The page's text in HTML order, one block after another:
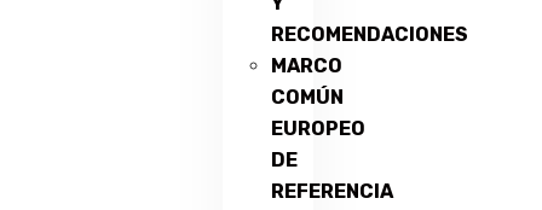
RECOMENDACIONES
MARCO
COMÚN
EUROPEO
DE
REFERENCIA